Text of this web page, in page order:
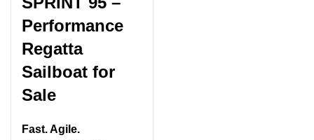
Performance
Regatta
Sailboat for
Sale
Fast. Agile.